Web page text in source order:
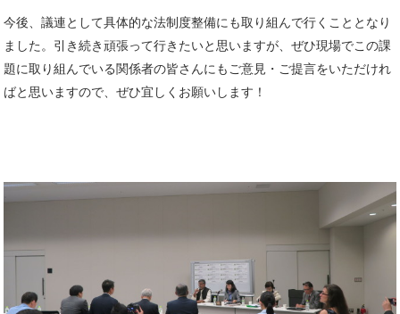
今後、議連として具体的な法制度整備にも取り組んで行くこととなり
ました。引き続き頑張って行きたいと思いますが、ぜひ現場でこの課
題に取り組んでいる関係者の皆さんにもご意見・ご提言をいただけれ
ばと思いますので、ぜひ宜しくお願いします！